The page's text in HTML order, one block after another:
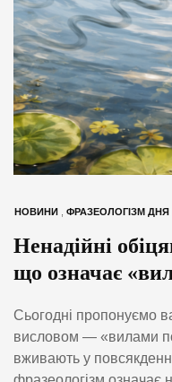
НОВИНИ ФРАЗЕОЛОГІЗМ ДНЯ
Ненадійні
що означає
Сьогодні пропонуємо
висловом — «вилами
вживають у